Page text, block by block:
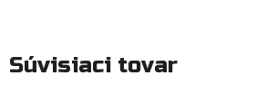
Súvisiaci tovar